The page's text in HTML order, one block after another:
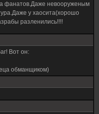
фанатов.Даже невооруженым
у хаосита(хорошо
разленились!!!!
Вот он:
обманщиком)